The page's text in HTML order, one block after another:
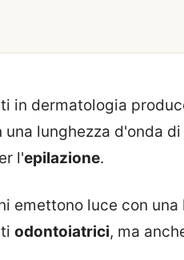
in dermatologia
lunghezza d'onda di
l'epilazione.
emettono luce con una
odontoiatrici, ma